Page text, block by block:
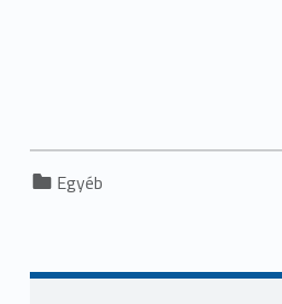
Categorized in:
Egyéb